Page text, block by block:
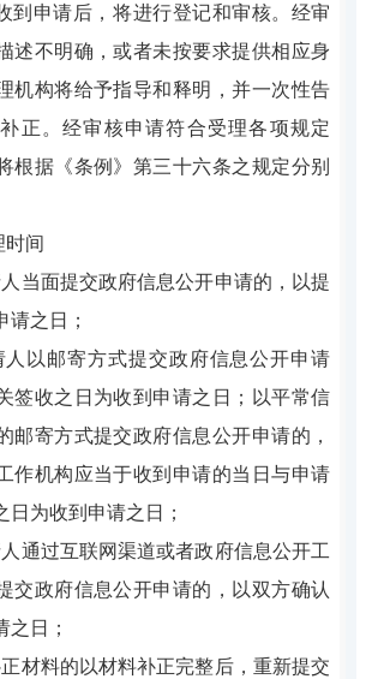
到申请后，将进行登记和审核。经审
述不明确，或者未按要求提供相应身
机构将给予指导和释明，并一次性告
正。经审核申请符合受理各项规定
根据《条例》第三十六条之规定分别
时间
人当面提交政府信息公开申请的，以提
请之日；
人以邮寄方式提交政府信息公开申请
签收之日为收到申请之日；以平常信
邮寄方式提交政府信息公开申请的，
作机构应当于收到申请的当日与申请
日为收到申请之日；
人通过互联网渠道或者政府信息公开工
交政府信息公开申请的，以双方确认
之日；
正材料的以材料补正完整后，重新提交